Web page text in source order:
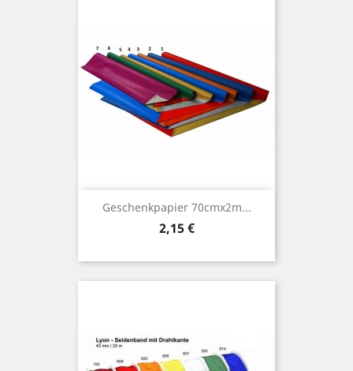
Geschenkpapier 70cmx2m...
Preis
2,15 €